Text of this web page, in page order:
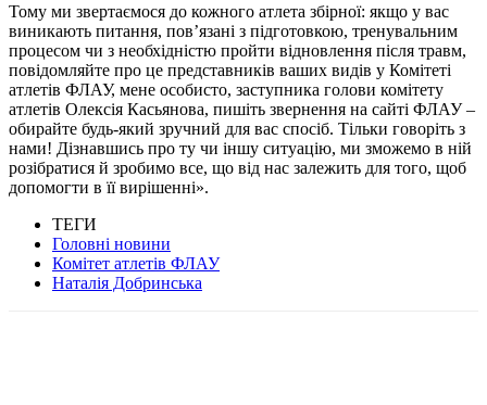
Тому ми звертаємося до кожного атлета збірної: якщо у вас
виникають питання, пов’язані з підготовкою, тренувальним
процесом чи з необхідністю пройти відновлення після травм,
повідомляйте про це представників ваших видів у Комітеті
атлетів ФЛАУ, мене особисто, заступника голови комітету
атлетів Олексія Касьянова, пишіть звернення на сайті ФЛАУ –
обирайте будь-який зручний для вас спосіб. Тільки говоріть з
нами! Дізнавшись про ту чи іншу ситуацію, ми зможемо в ній
розібратися й зробимо все, що від нас залежить для того, щоб
допомогти в її вирішенні».
ТЕГИ
Головні новини
Комітет атлетів ФЛАУ
Наталія Добринська